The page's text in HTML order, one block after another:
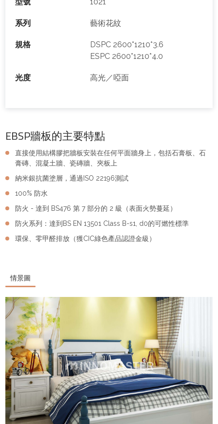
系列 藝術花紋
規格
DSPC 2600*1210*3.6
ESPC 2600*1210*4.0
光度 高光／啞面
EBSP牆板的主要特點
直接使用結構膠把牆板安裝在任何平面牆身上，包括石膏板、石
膏磚、混凝土牆、瓷磚牆、夾板上
納米銀抗菌塗層，通過ISO 22196測試
100% 防水
防火 - 達到 BS476 第 7 部分的 2 級（表面火勢蔓延）
防火系列：達到BS EN 13501 Class B-s1, d0的可燃性標準
環保、零甲醛排放（獲CIC綠色產品認證金級）
情景圖